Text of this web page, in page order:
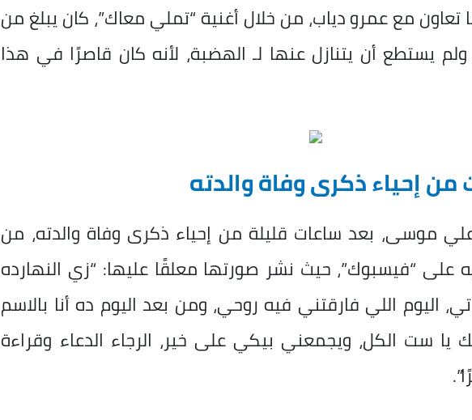
تعاون مع عمرو دياب، من خلال أغنية “تملي معاك”، كان يبلغ من
تقريبًا، ولم يستطع أن يتنازل عنها لـ الهضبة، لأنه كان قاصرًا في هذا
من إحياء ذكرى وفاة والدته
موسى، بعد ساعات قليلة من إحياء ذكرى وفاة والدته، من
على “فيسبوك”، حيث نشر صورتها معلقًا عليها: “زي النهارده
اليوم اللي فارقتني فيه روحي، ومن بعد اليوم ده أنا بالاسم
يا ست الكل، ويجمعني بيكي على خير، الرجاء الدعاء وقراءة